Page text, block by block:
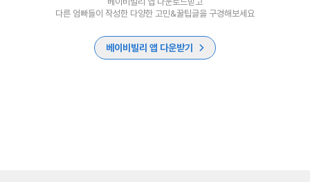
다른 엄빠들이 작성한 다양한 고민&꿀팁글을 구경해보세요
베이비빌리 앱 다운받기